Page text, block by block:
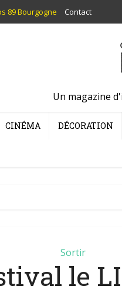
89 Bourgogne Contact
Un magazine
CINÉMA DÉCORATION
Sortir
le